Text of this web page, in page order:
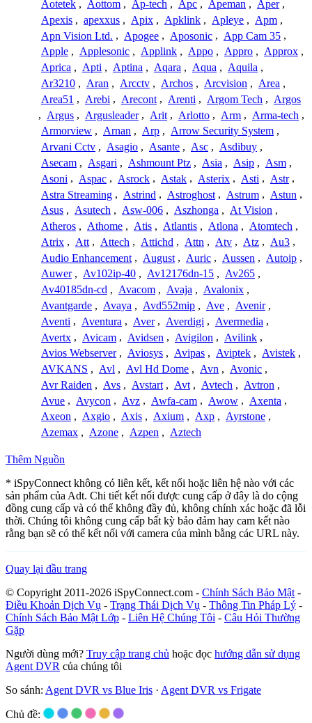
Aotetek , Aottom , Ap-tech , Apc , Apeman , Aper ,
Apexis , apexxus , Apix , Apklink , Apleye , Apm ,
Apn Vision Ltd. , Apogee , Aposonic , App Cam 35 ,
Apple , Applesonic , Applink , Appo , Appro , Approx ,
Aprica , Apti , Aptina , Aqara , Aqua , Aquila ,
Ar3210 , Aran , Arcctv , Archos , Arcvision , Area ,
Area51 , Arebi , Arecont , Arenti , Argom Tech , Argos
, Argus , Argusleader , Arit , Arlotto , Arm , Arma-tech ,
Armorview , Arnan , Arp , Arrow Security System ,
Arvani Cctv , Asagio , Asante , Asc , Asdibuy ,
Asecam , Asgari , Ashmount Ptz , Asia , Asip , Asm ,
Asoni , Aspac , Asrock , Astak , Asterix , Asti , Astr ,
Astra Streaming , Astrind , Astroghost , Astrum , Astun ,
Asus , Asutech , Asw-006 , Aszhonga , At Vision ,
Atheros , Athome , Atis , Atlantis , Atlona , Atomtech ,
Atrix , Att , Attech , Attichd , Attn , Atv , Atz , Au3 ,
Audio Enhancement , August , Auric , Aussen , Autoip ,
Auwer , Av102ip-40 , Av12176dn-15 , Av265 ,
Av40185dn-cd , Avacom , Avaja , Avalonix ,
Avantgarde , Avaya , Avd552mip , Ave , Avenir ,
Aventi , Aventura , Aver , Averdigi , Avermedia ,
Avertx , Avicam , Avidsen , Avigilon , Avilink ,
Avios Webserver , Aviosys , Avipas , Aviptek , Avistek ,
AVKANS , Avl , Avl Hd Dome , Avn , Avonic ,
Avr Raiden , Avs , Avstart , Avt , Avtech , Avtron ,
Avue , Avycon , Avz , Awfa-cam , Awow , Axenta ,
Axeon , Axgio , Axis , Axium , Axp , Ayrstone ,
Azemax , Azone , Azpen , Aztech
Thêm Nguồn
* iSpyConnect không có liên kết, kết nối hoặc liên hệ nào với các
sản phẩm của Adt. Chi tiết kết nối được cung cấp ở đây là do cộng
đồng cung cấp và có thể không đầy đủ, không chính xác hoặc đã lỗi
thời. Chúng tôi không cung cấp bất kỳ bảo đảm hay cam kết nào
rằng bạn sẽ có thể kết nối với camera của mình bằng các URL này.
Quay lại đầu trang
© Copyright 2011-2026 iSpyConnect.com - Chính Sách Bảo Mật -
Điều Khoản Dịch Vụ - Trạng Thái Dịch Vụ - Thông Tin Pháp Lý -
Chính Sách Bảo Mật Lớp - Liên Hệ Chúng Tôi - Câu Hỏi Thường
Gặp
Người dùng mới? Truy cập trang chủ hoặc đọc hướng dẫn sử dụng
Agent DVR của chúng tôi
So sánh: Agent DVR vs Blue Iris · Agent DVR vs Frigate
Chủ đề: